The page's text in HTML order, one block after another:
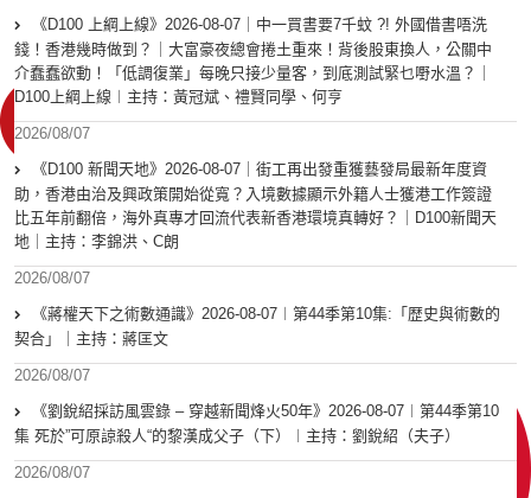
《D100 上綱上線》2026-08-07｜中一買書要7千蚊 ?! 外國借書唔洗
錢！香港幾時做到？｜大富豪夜總會捲土重來！背後股東換人，公關中
介蠢蠢欲動！「低調復業」每晚只接少量客，到底測試緊乜嘢水溫？｜
D100上綱上線︱主持：黃冠斌、禮賢同學、何亨
2026/08/07
《D100 新聞天地》2026-08-07｜街工再出發重獲藝發局最新年度資
助，香港由治及興政策開始從寬？入境數據顯示外籍人士獲港工作簽證
比五年前翻倍，海外真專才回流代表新香港環境真轉好？｜D100新聞天
地｜主持：李錦洪、C朗
2026/08/07
《蔣權天下之術數通識》2026-08-07︱第44季第10集:「歴史與術數的
契合」｜主持：蔣匡文
2026/08/07
《劉銳紹採訪風雲錄 – 穿越新聞烽火50年》2026-08-07︱第44季第10
集 死於”可原諒殺人“的黎漢成父子（下）︱主持：劉銳紹（夫子）
2026/08/07